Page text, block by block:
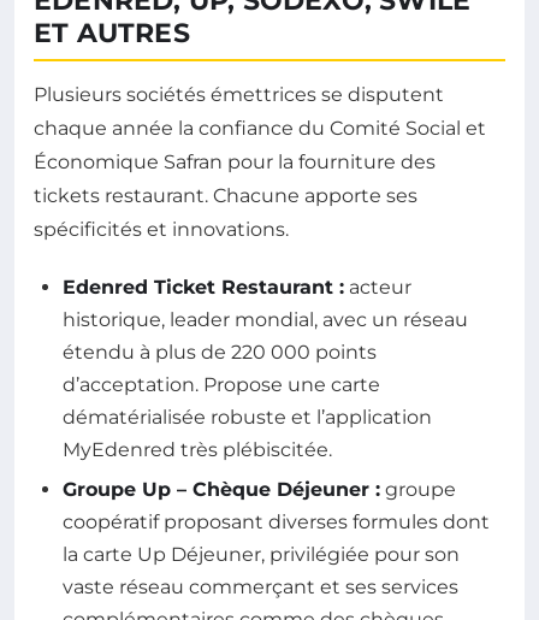
ET AUTRES
Plusieurs sociétés émettrices se disputent
chaque année la confiance du Comité Social et
Économique Safran pour la fourniture des
tickets restaurant. Chacune apporte ses
spécificités et innovations.
Edenred Ticket Restaurant : acteur
historique, leader mondial, avec un réseau
étendu à plus de 220 000 points
d’acceptation. Propose une carte
dématérialisée robuste et l’application
MyEdenred très plébiscitée.
Groupe Up – Chèque Déjeuner : groupe
coopératif proposant diverses formules dont
la carte Up Déjeuner, privilégiée pour son
vaste réseau commerçant et ses services